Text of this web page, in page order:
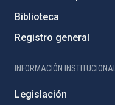
Biblioteca
Registro general
INFORMACIÓN INSTITUCIONAL
Legislación